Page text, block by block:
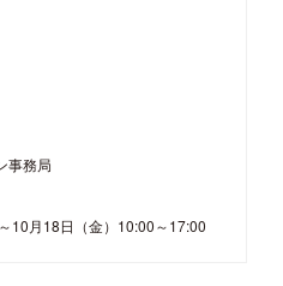
事務局
10月18日（金）10:00～17:00